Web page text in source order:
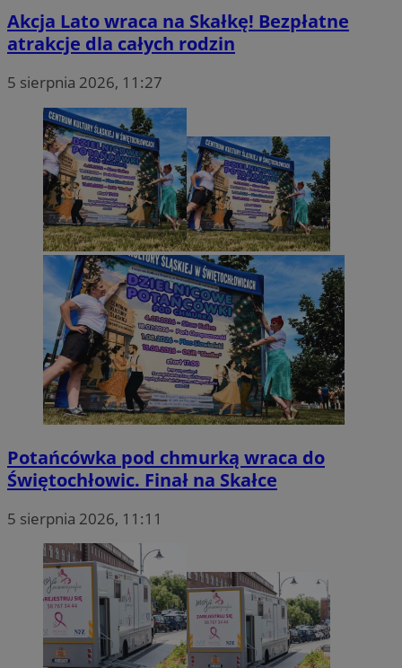
Akcja Lato wraca na Skałkę! Bezpłatne
atrakcje dla całych rodzin
5 sierpnia 2026, 11:27
Potańcówka pod chmurką wraca do
Świętochłowic. Finał na Skałce
5 sierpnia 2026, 11:11